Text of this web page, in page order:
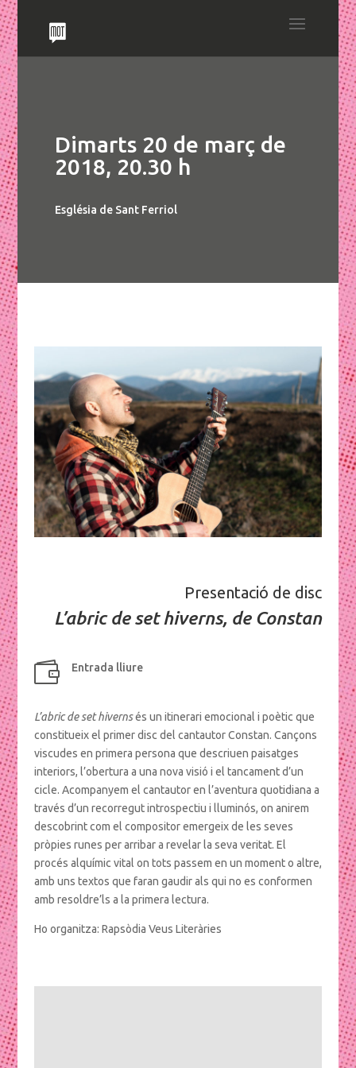
Dimarts 20 de març de
2018, 20.30 h
Església de Sant Ferriol
Presentació de disc
L’abric de set hiverns, de Constan
 Entrada lliure
L’abric de set hivernsés un itinerari emocional i poètic que
constitueix el primer disc del cantautor Constan. Cançons
viscudes en primera persona que descriuen paisatges
interiors, l’obertura a una nova visió i el tancament d’un
cicle. Acompanyem el cantautor en l’aventura quotidiana a
través d’un recorregut introspectiu i lluminós, on anirem
descobrint com el compositor emergeix de les seves
pròpies runes per arribar a revelar la seva veritat. El
procés alquímic vital on tots passem en un moment o altre,
amb uns textos que faran gaudir als qui no es conformen
amb resoldre’ls a la primera lectura.
Ho organitza: Rapsòdia Veus Literàries